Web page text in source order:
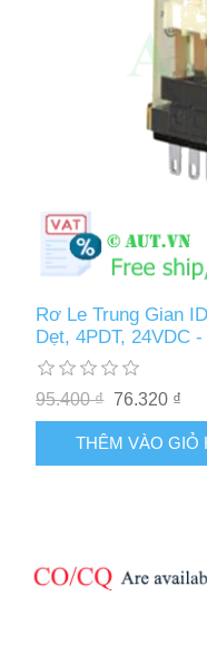
Rơ Le Trung Gian
Dẹt, 4PDT, 24VDC
95.400 ₫ 76.320 ₫
THÊM VÀO GIỎ